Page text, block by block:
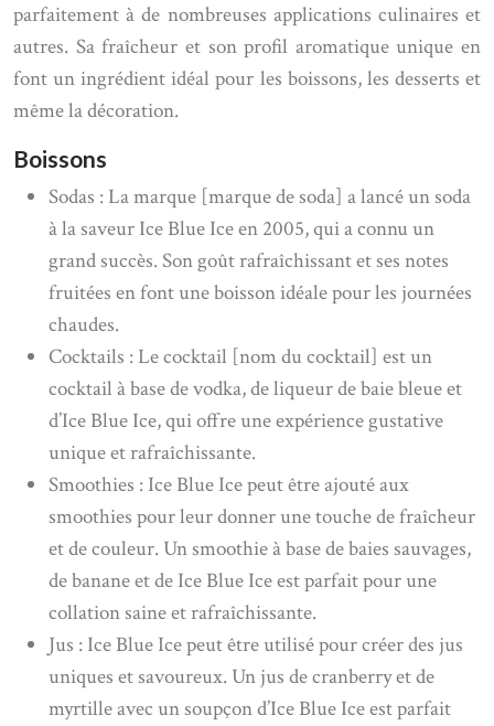
parfaitement à de nombreuses applications culinaires et
autres. Sa fraîcheur et son profil aromatique unique en
font un ingrédient idéal pour les boissons, les desserts et
même la décoration.
Boissons
Sodas : La marque [marque de soda] a lancé un soda
à la saveur Ice Blue Ice en 2005, qui a connu un
grand succès. Son goût rafraîchissant et ses notes
fruitées en font une boisson idéale pour les journées
chaudes.
Cocktails : Le cocktail [nom du cocktail] est un
cocktail à base de vodka, de liqueur de baie bleue et
d’Ice Blue Ice, qui offre une expérience gustative
unique et rafraîchissante.
Smoothies : Ice Blue Ice peut être ajouté aux
smoothies pour leur donner une touche de fraîcheur
et de couleur. Un smoothie à base de baies sauvages,
de banane et de Ice Blue Ice est parfait pour une
collation saine et rafraîchissante.
Jus : Ice Blue Ice peut être utilisé pour créer des jus
uniques et savoureux. Un jus de cranberry et de
myrtille avec un soupçon d’Ice Blue Ice est parfait